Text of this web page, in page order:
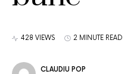
428 VIEWS 2 MINUTE READ
CLAUDIU POP